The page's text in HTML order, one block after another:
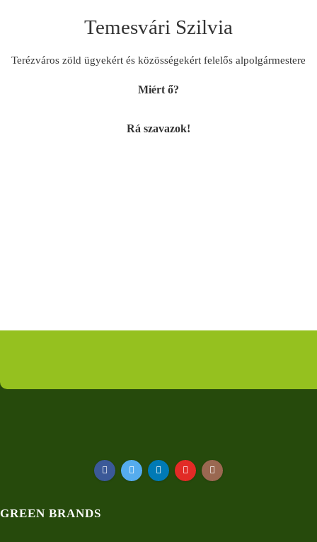
Temesvári Szilvia
Terézváros zöld ügyekért és közösségekért felelős alpolgármestere
Miért ő?
Rá szavazok!
GREEN BRANDS